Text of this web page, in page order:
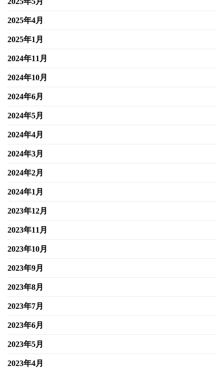
2025年4月
2025年1月
2024年11月
2024年10月
2024年6月
2024年5月
2024年4月
2024年3月
2024年2月
2024年1月
2023年12月
2023年11月
2023年10月
2023年9月
2023年8月
2023年7月
2023年6月
2023年5月
2023年4月